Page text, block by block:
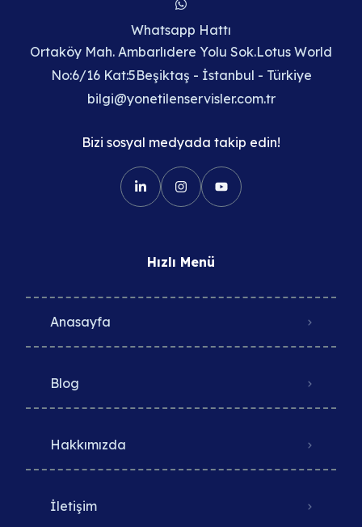
Whatsapp Hattı
Ortaköy Mah. Ambarlıdere Yolu Sok.Lotus World
No:6/16 Kat:5Beşiktaş - İstanbul - Türkiye
bilgi@yonetilenservisler.com.tr
Bizi sosyal medyada takip edin!
Hızlı Menü
Anasayfa
Blog
Hakkımızda
İletişim